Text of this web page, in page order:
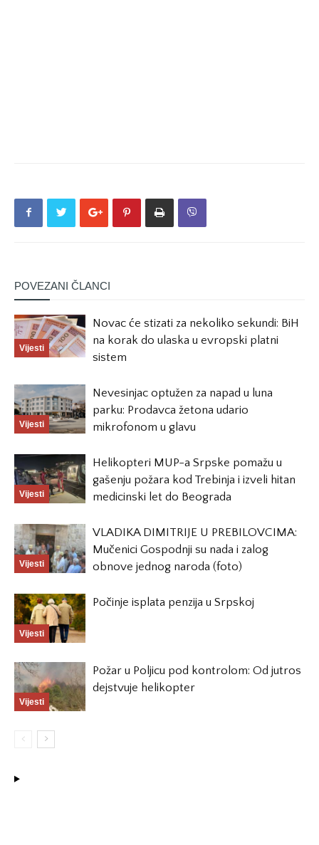
POVEZANI ČLANCI
Vijesti
Novac će stizati za nekoliko sekundi: BiH
na korak do ulaska u evropski platni
sistem
Vijesti
Nevesinjac optužen za napad u luna
parku: Prodavca žetona udario
mikrofonom u glavu
Vijesti
Helikopteri MUP-a Srpske pomažu u
gašenju požara kod Trebinja i izveli hitan
medicinski let do Beograda
Vijesti
VLADIKA DIMITRIJE U PREBILOVCIMA:
Mučenici Gospodnji su nada i zalog
obnove jednog naroda (foto)
Vijesti
Počinje isplata penzija u Srpskoj
Vijesti
Požar u Poljicu pod kontrolom: Od jutros
dejstvuje helikopter